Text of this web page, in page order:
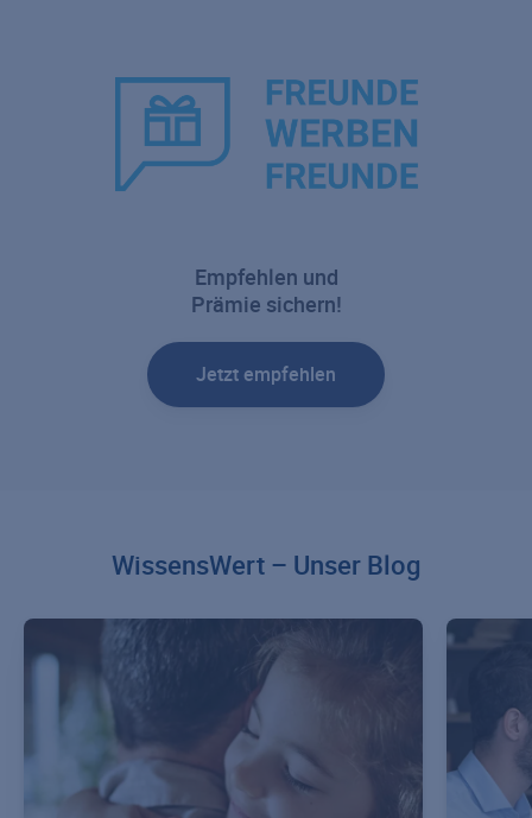
Empfehlen und
Prämie sichern!
Jetzt empfehlen
WissensWert – Unser Blog